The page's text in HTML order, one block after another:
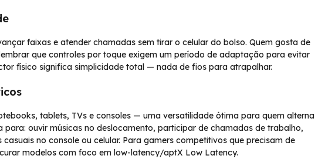
faixas e atender chamadas sem tirar o celular do bolso. Quem gosta de
que controles por toque exigem um período de adaptação para evitar
físico significa simplicidade total — nada de fios para atrapalhar.
tablets, TVs e consoles — uma versatilidade ótima para quem alterna
para: ouvir músicas no deslocamento, participar de chamadas de trabalho,
no console ou celular. Para gamers competitivos que precisam de
modelos com foco em low-latency/aptX Low Latency.